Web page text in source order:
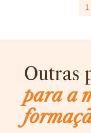
1
Outras
para a